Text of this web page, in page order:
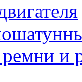
и